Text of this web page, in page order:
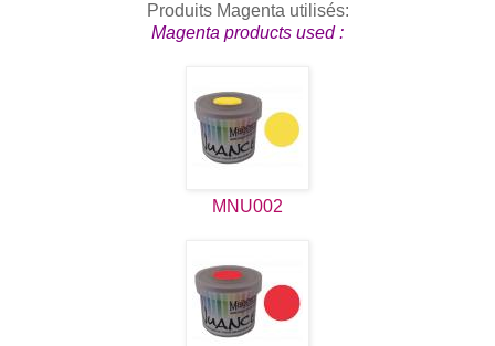
Produits Magenta utilisés:
Magenta products used :
MNU002